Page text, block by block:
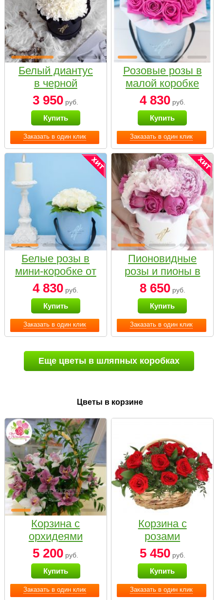
Заказать в один клик
Белый диантус
в черной
коробке Small
3 950 руб.
Купить
Заказать в один клик
Розовые розы в
малой коробке
4 830руб.
Купить
Заказать в один клик
Белые розы в
мини-коробке от
Bella Fiori
4 830 руб.
Купить
Заказать в один клик
Пионовидные
розы и пионы в
белой коробке
Small
8 650руб.
Купить
Еще цветы в шляпных коробках
Цветы в корзине
Заказать в один клик
Корзина с
орхидеями
малая
5 200 руб.
Купить
Заказать в один клик
Корзина с
розами
«Красный
Париж»
5 450руб.
Купить